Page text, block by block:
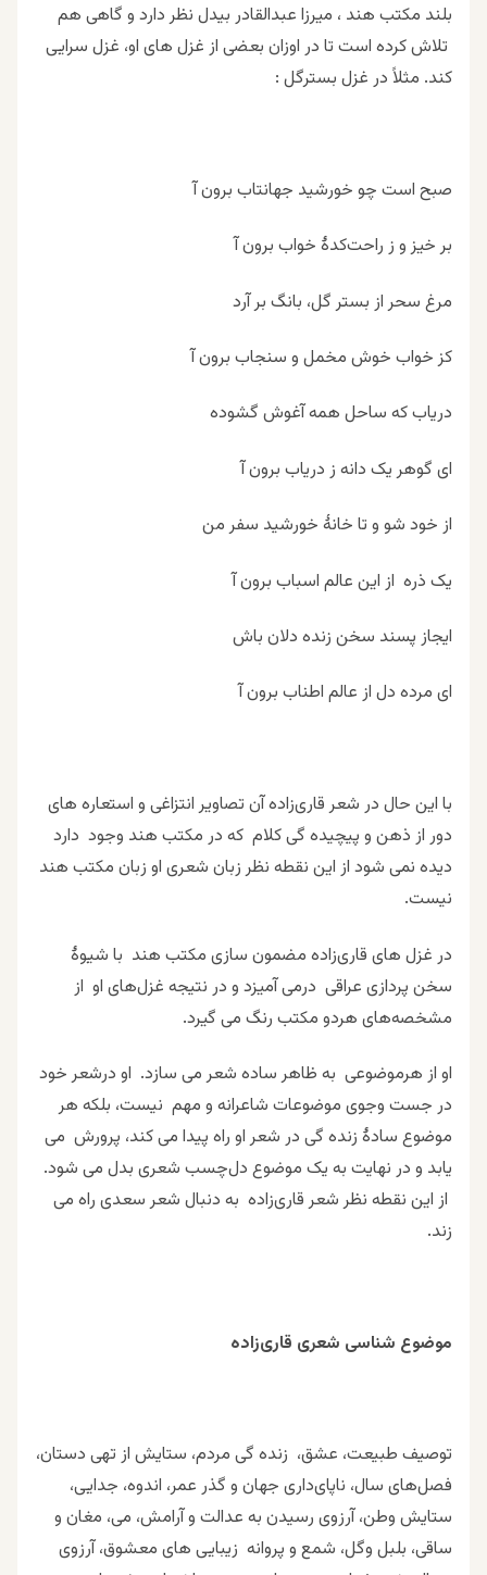
بلند مکتب هند ، میرزا عبدالقادر بیدل نظر دارد و گاهی هم
تلاش کرده است تا در اوزان بعضی از غزل های او، غزل سرایی
کند. مثلاً در غزل بسترگل :
صبح است چو خورشید جهانتاب برون آ
بر خیز و ز راحت‌کدۀ خواب برون آ
مرغ سحر از بستر گل، بانگ بر آرد
کز خواب خوش مخمل و سنجاب برون آ
دریاب که ساحل همه آغوش گشوده
ای گوهر یک دانه ز دریاب برون آ
از خود شو و تا خانۀ خورشید سفر من
یک ذره از این عالم اسباب برون آ
ایجاز پسند سخن زنده دلان باش
ای مرده دل از عالم اطناب برون آ
با این حال در شعر قاری‌زاده آن تصاویر انتزاغی و استعاره های
دور از ذهن و پیچیده گی کلام که در مکتب هند وجود دارد
دیده نمی شود از این نقطه نظر زبان شعری او زبان مکتب هند
نیست.
در غزل های قاری‌زاده مضمون سازی مکتب هند با شیوۀ
سخن پردازی عراقی درمی آمیزد و در نتیجه غزل‌های او از
مشخصه‌های هردو مکتب رنگ می گیرد.
او از هرموضوعی به ظاهر ساده شعر می سازد. او درشعر خود
در جست وجوی موضوعات شاعرانه و مهم نیست، بلکه هر
موضوع سادۀ زنده گی در شعر او راه پیدا می کند، پرورش می
یابد و در نهایت به یک موضوع دل‌چسب شعری بدل می شود.
از این نقطه نظر شعر قاری‌زاده به دنبال شعر سعدی راه می
زند.
موضوع شناسی شعری قاری‌زاده
توصیف طبیعت، عشق، زنده گی مردم، ستایش از تهی دستان،
فصل‌های سال، ناپای‌داری جهان و گذر عمر، اندوه، جدایی،
ستایش وطن، آرزوی رسیدن به عدالت و آرامش، می، مغان و
ساقی، بلبل وگل، شمع و پروانه زیبایی های معشوق، آرزوی